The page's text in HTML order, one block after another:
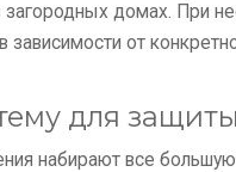
загородных домах. При
от
для
набирают все